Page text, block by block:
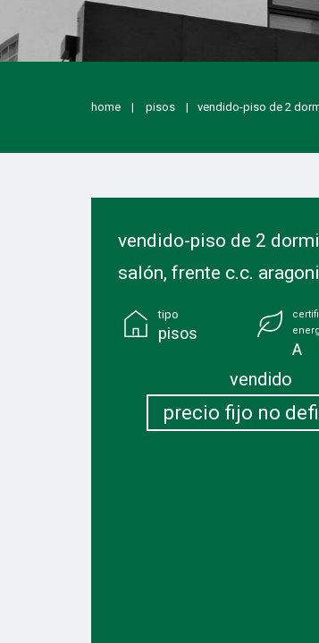
home pisos vendido-piso de 2
vendido-piso de 2
salón, frente c.c.
tipo
pisos
A
vendido
precio fijo no